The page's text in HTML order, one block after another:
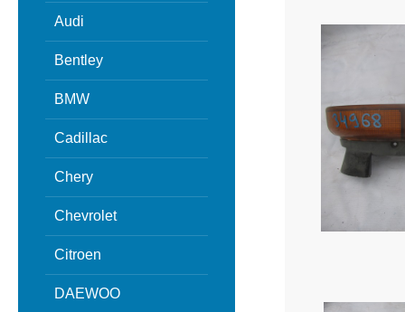
Audi
Bentley
BMW
Cadillac
Chery
Chevrolet
Citroen
DAEWOO